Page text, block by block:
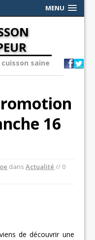
MENU
saine
16
dansActualité // 0
de découvrir une